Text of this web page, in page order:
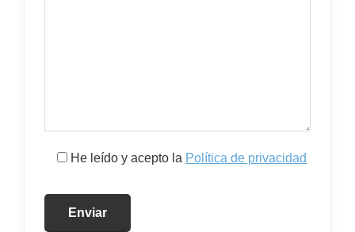
He leído y acepto la Política de privacidad